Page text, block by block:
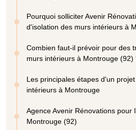
Pourquoi solliciter Avenir
d'isolation des murs intérieurs à
Combien faut-il prévoir pour des
murs intérieurs à Montrouge (92)
Les principales étapes d'un
intérieurs à Montrouge
Agence Avenir Rénovations pour
Montrouge (92)